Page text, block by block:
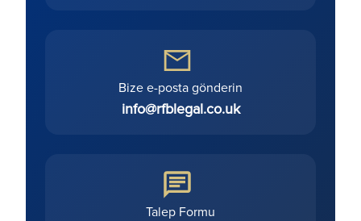
Bize e-posta gönderin
info@rfblegal.co.uk
Talep Formu